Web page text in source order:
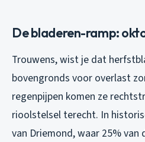
De bladeren-ramp:
Trouwens, wist je dat
bovengronds voor overlast
regenpijpen komen ze
rioolstelsel terecht. In
van Driemond, waar 25% van